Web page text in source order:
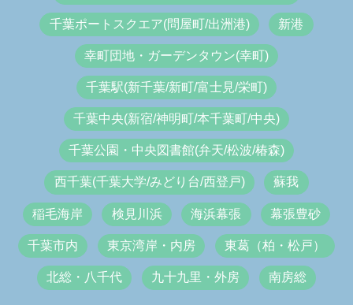
千葉ポートスクエア(問屋町/出洲港) 新港
幸町団地・ガーデンタウン(幸町)
千葉駅(新千葉/新町/富士見/栄町)
千葉中央(新宿/神明町/本千葉町/中央)
千葉公園・中央図書館(弁天/松波/椿森)
西千葉(千葉大学/みどり台/西登戸) 蘇我
稲毛海岸 検見川浜 海浜幕張 幕張豊砂
千葉市内 東京湾岸・内房 東葛（柏・松戸）
北総・八千代 九十九里・外房 南房総